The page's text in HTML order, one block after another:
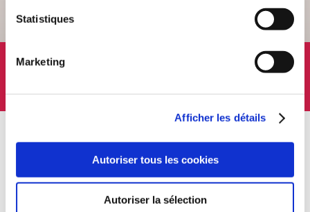
Statistiques
Marketing
Afficher les détails
Autoriser tous les cookies
Autoriser la sélection
À PROPOS
L'auto-édition
OFFRES
Remises quantités -42%
Avantages libraires -30%